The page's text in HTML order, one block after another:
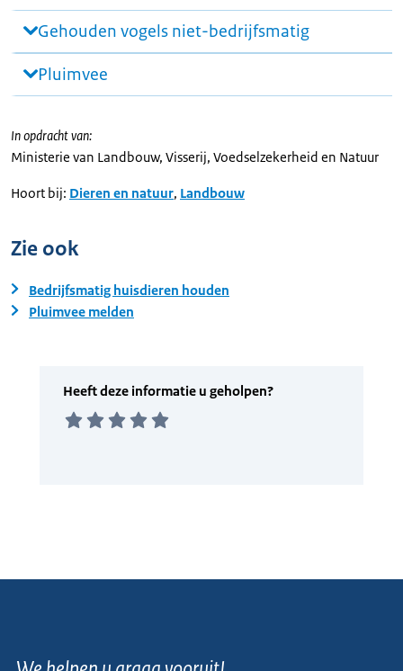
Gehouden vogels niet-bedrijfsmatig
Pluimvee
In opdracht van:
Ministerie van Landbouw, Visserij, Voedselzekerheid en Natuur
Hoort bij: Dieren en natuur, Landbouw
Zie ook
Bedrijfsmatig huisdieren houden
Pluimvee melden